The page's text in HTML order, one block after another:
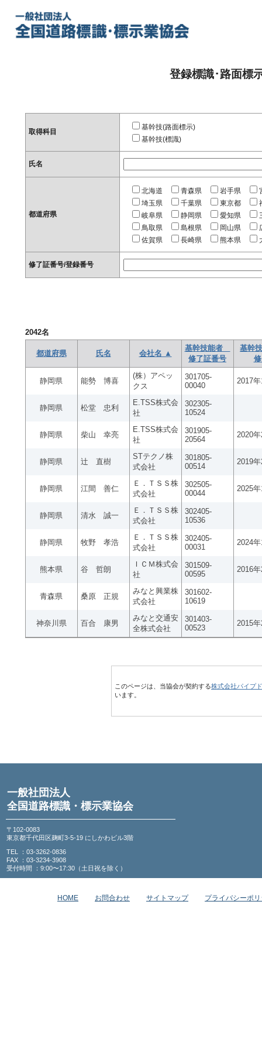
登録標識･路面標
取得科目
基幹技(路面標示)
基幹技(標識)
氏名
都道府県
北海道 青森県 岩手県
埼玉県
千葉県 東京都
岐阜県
静岡県 愛知県
鳥取県
島根県 岡山県
佐賀県
長崎県 熊本県
修了証番号/登録番号
2042名
都道府県 氏名 会社名 ▲
基幹技能者
修了証番号
基幹
静岡県 能勢 博喜
(株）アペッ
クス
301705-
00040
2017
静岡県 松堂 忠利
E.TSS株式会
社
302305-
10524
静岡県 柴山 幸亮
E.TSS株式会
社
301905-
20564
2020
静岡県 辻 直樹
STテクノ株
式会社
301805-
00514
2019
静岡県 江間 善仁
Ｅ．ＴＳＳ株
式会社
302505-
00044
2025
静岡県 清水 誠一
Ｅ．ＴＳＳ株
式会社
302405-
10536
静岡県 牧野 孝浩
Ｅ．ＴＳＳ株
式会社
302405-
00031
2024
熊本県 谷 哲朗
ＩＣＭ株式会
社
301509-
00595
2016
青森県 桑原 正規
みなと興業株
式会社
301602-
10619
神奈川県 百合 康男
みなと交通安
全株式会社
301403-
00523
2015
このページは、当協会が契約する株式会社パイプ
います。
一般社団法人
全国道路標識・標示業協会
〒102-0083
東京都千代田区麹町3-5-19 にしかわビル3階
TEL ：03-3262-0836
FAX ：03-3234-3908
受付時間 ：9:00〜17:30（土日祝を除く）
HOME お問合わせ サイトマップ プライバシーポ